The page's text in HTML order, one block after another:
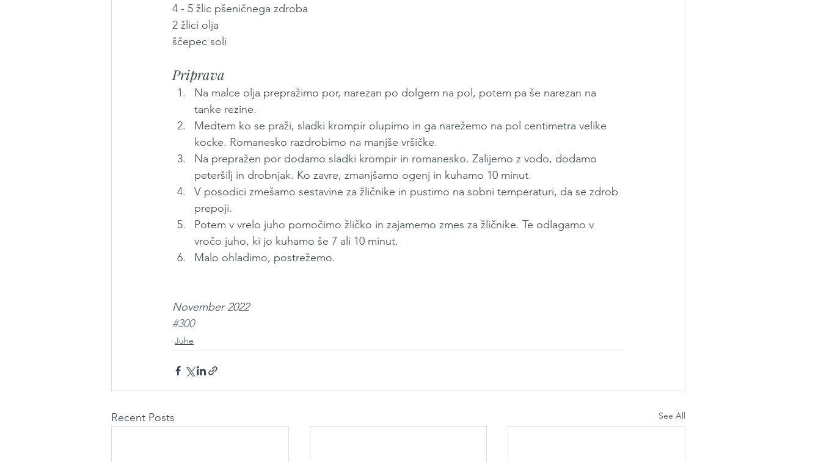
4 - 5 žlic pšeničnega zdroba
2 žlici olja
ščepec soli
Priprava
Na malce olja prepražimo por, narezan po dolgem na pol, potem pa še narezan na
tanke rezine.
Medtem ko se praži, sladki krompir olupimo in ga narežemo na pol centimetra velike
kocke. Romanesko razdrobimo na manjše vršičke.
Na prepražen por dodamo sladki krompir in romanesko. Zalijemo z vodo, dodamo
peteršilj in drobnjak. Ko zavre, zmanjšamo ogenj in kuhamo 10 minut.
V posodici zmešamo sestavine za žličnike in pustimo na sobni temperaturi, da se zdrob
prepoji.
Potem v vrelo juho pomočimo žličko in zajamemo zmes za žličnike. Te odlagamo v
vročo juho, ki jo kuhamo še 7 ali 10 minut.
Malo ohladimo, postrežemo.
November 2022
#300
Juhe
Recent Posts See All